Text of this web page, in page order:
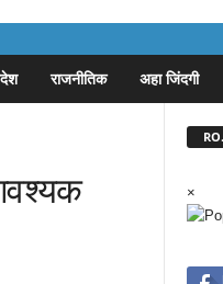
राजनीतिक अहा जिंदगी
×